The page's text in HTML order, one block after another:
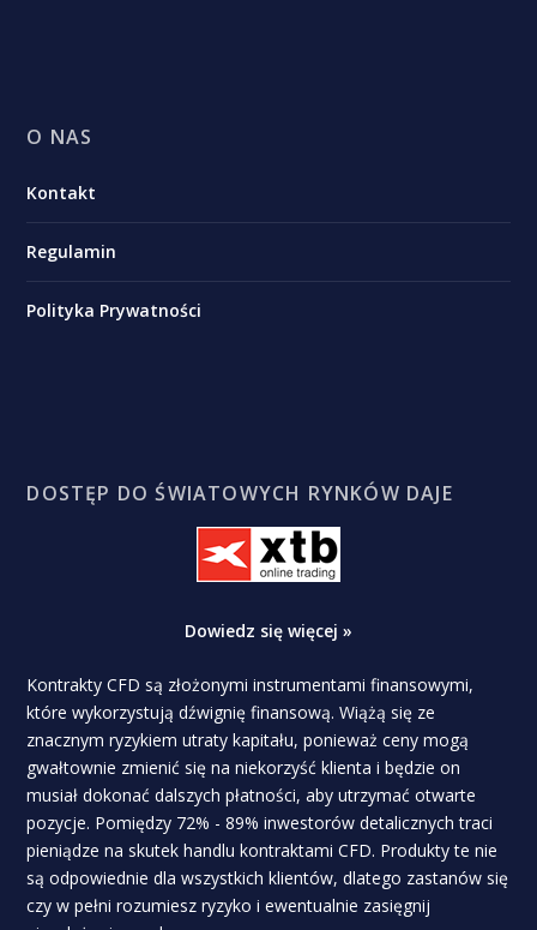
O NAS
Kontakt
Regulamin
Polityka Prywatności
DOSTĘP DO ŚWIATOWYCH RYNKÓW DAJE
Dowiedz się więcej »
Kontrakty CFD są złożonymi instrumentami finansowymi,
które wykorzystują dźwignię finansową. Wiążą się ze
znacznym ryzykiem utraty kapitału, ponieważ ceny mogą
gwałtownie zmienić się na niekorzyść klienta i będzie on
musiał dokonać dalszych płatności, aby utrzymać otwarte
pozycje. Pomiędzy 72% - 89% inwestorów detalicznych traci
pieniądze na skutek handlu kontraktami CFD. Produkty te nie
są odpowiednie dla wszystkich klientów, dlatego zastanów się
czy w pełni rozumiesz ryzyko i ewentualnie zasięgnij